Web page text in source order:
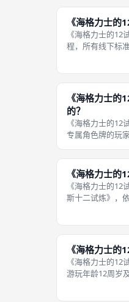
存在随机调换顺
对局，还是苦难
《海格力士的
《海格力士的
程，所有线下标
师开桌会严格遵
《海格力士的
的？
《海格力士的
专属角色牌的玩
卡牌全部扣置隐
示、展示给其他
《海格力士的
《海格力士的
斯十二试炼》，
力协助海格力士
《海格力士的
《海格力士的
游玩年龄12周岁